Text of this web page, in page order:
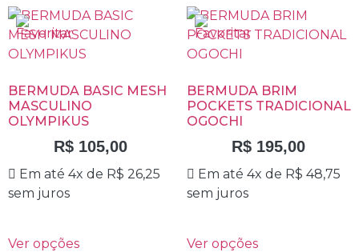
BERMUDA BASIC MESH
MASCULINO
OLYMPIKUS
R$105,00
Em até 4x de R$ 26,25
sem juros
Ver opções
BERMUDA BRIM
POCKETS TRADICIONAL
OGOCHI
R$ 195,00
Em até 4x de R$ 48,75
sem juros
Ver opções